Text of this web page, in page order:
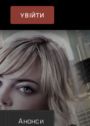
УВІЙТИ
Анонси